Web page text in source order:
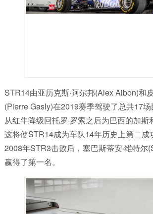
STR14由亚历克斯·阿尔邦(Alex Albon)和
(Pierre Gasly)在2019赛季驾驶了总共17
从红牛降级回托罗·罗索之后为巴西的加斯
这将使STR14成为车队14年历史上第二成
2008年STR3击败后，塞巴斯蒂安·维特尔
赢得了第一名。